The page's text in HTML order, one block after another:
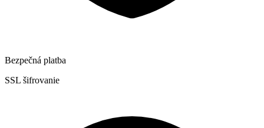
Bezpečná platba
SSL šifrovanie